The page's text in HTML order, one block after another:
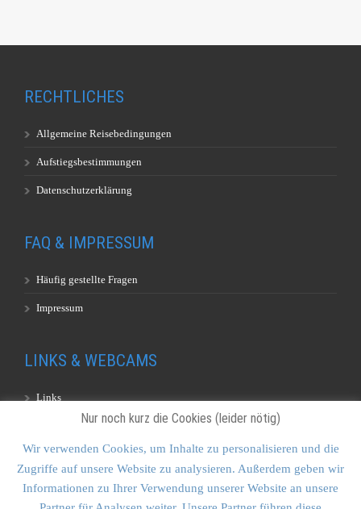
RECHTLICHES
Allgemeine Reisebedingungen
Aufstiegsbestimmungen
Datenschutzerklärung
FAQ & IMPRESSUM
Häufig gestellte Fragen
Impressum
LINKS & WEBCAMS
Links
KONTAKT & SITEMAP
Nur noch kurz die Cookies (leider nötig)
Wir verwenden Cookies, um Inhalte zu personalisieren und die
Zugriffe auf unsere Website zu analysieren. Außerdem geben wir
Informationen zu Ihrer Verwendung unserer Website an unsere